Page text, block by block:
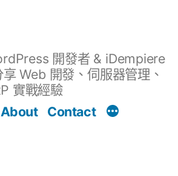
開發者 & iDempiere
Web 開發、伺服器管理、
實戰經驗
About Contact